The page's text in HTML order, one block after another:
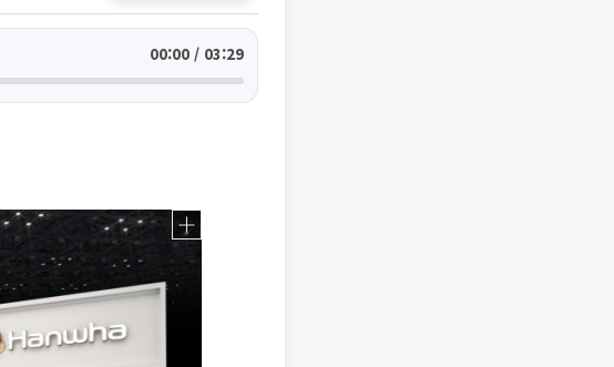
00:00 / 03:29